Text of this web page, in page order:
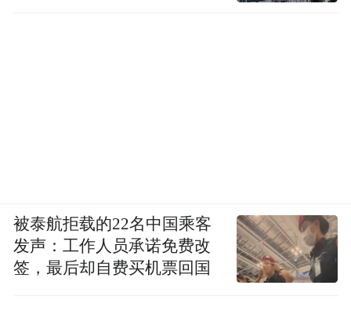
被泰航拒载的22名中国乘客
发声：工作人员承诺免费改
签，最后却自费买机票回国